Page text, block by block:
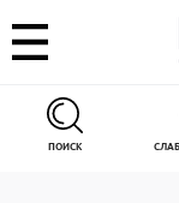
ПОИСК